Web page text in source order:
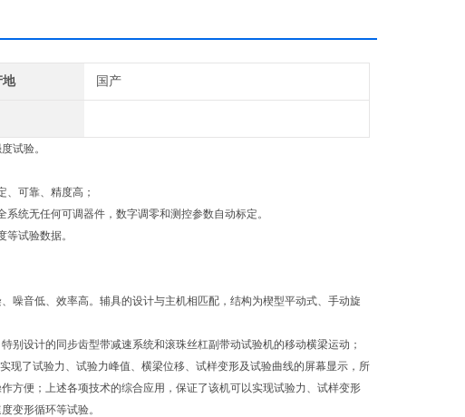
地 国产
试验。
可靠、精度高；
统无任何可调器件，数字调零和测控参数自动标定。
试验数据。
噪音低、效率高。辅具的设计与主机相匹配，结构为楔型平动式、手动旋
设计的同步齿型带减速系统和滚珠丝杠副带动试验机的移动横梁运动；
现了试验力、试验力峰值、横梁位移、试样变形及试验曲线的屏幕显示，所
方便；上述各项技术的综合应用，保证了该机可以实现试验力、试样变形
变形循环等试验。